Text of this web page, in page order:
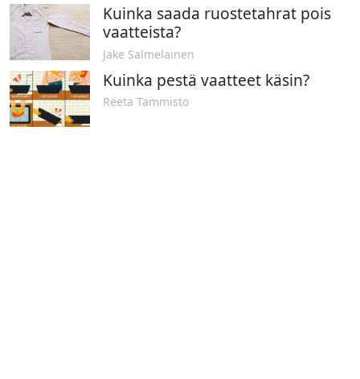
Kuinka saada ruostetahrat pois
vaatteista?
Jake Salmelainen
Kuinka pestä vaatteet käsin?
Reeta Tammisto